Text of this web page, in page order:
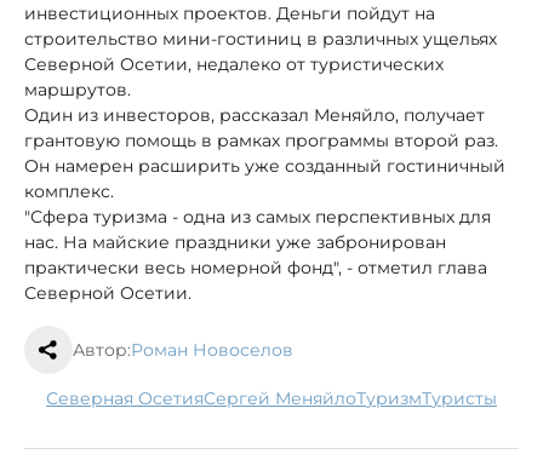
инвестиционных проектов. Деньги пойдут на
строительство мини-гостиниц в различных ущельях
Северной Осетии, недалеко от туристических
маршрутов.
Один из инвесторов, рассказал Меняйло, получает
грантовую помощь в рамках программы второй раз.
Он намерен расширить уже созданный гостиничный
комплекс.
"Сфера туризма - одна из самых перспективных для
нас. На майские праздники уже забронирован
практически весь номерной фонд", - отметил глава
Северной Осетии.
Автор:Роман Новоселов
Северная Осетия Сергей Меняйло туризм туристы